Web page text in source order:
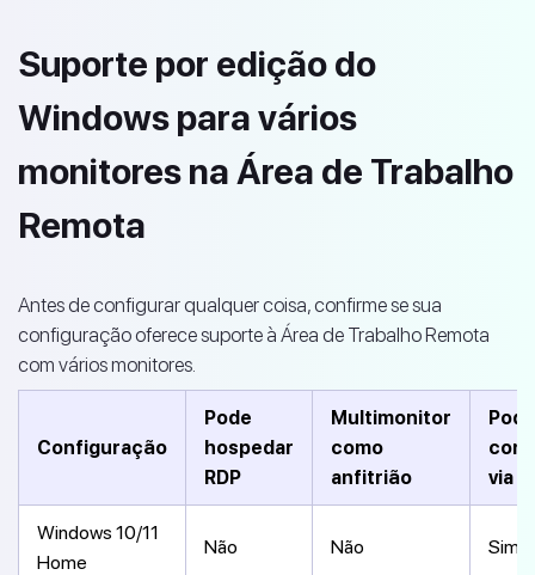
Suporte por edição do
Windows para vários
monitores na Área de Trabalho
Remota
Antes de configurar qualquer coisa, confirme se sua
configuração oferece suporte à Área de Trabalho Remota
com vários monitores.
Configuração
Pode
hospedar
RDP
Multimonitor
como
anfitrião
Pode
via
Windows 10/11
Home
Não Não Sim